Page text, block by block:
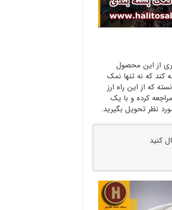
از این محصول
کند که نه تنها نمک
که از این راه ارز
کرده و با یک
نظر تحویل بگیرید.
کنید